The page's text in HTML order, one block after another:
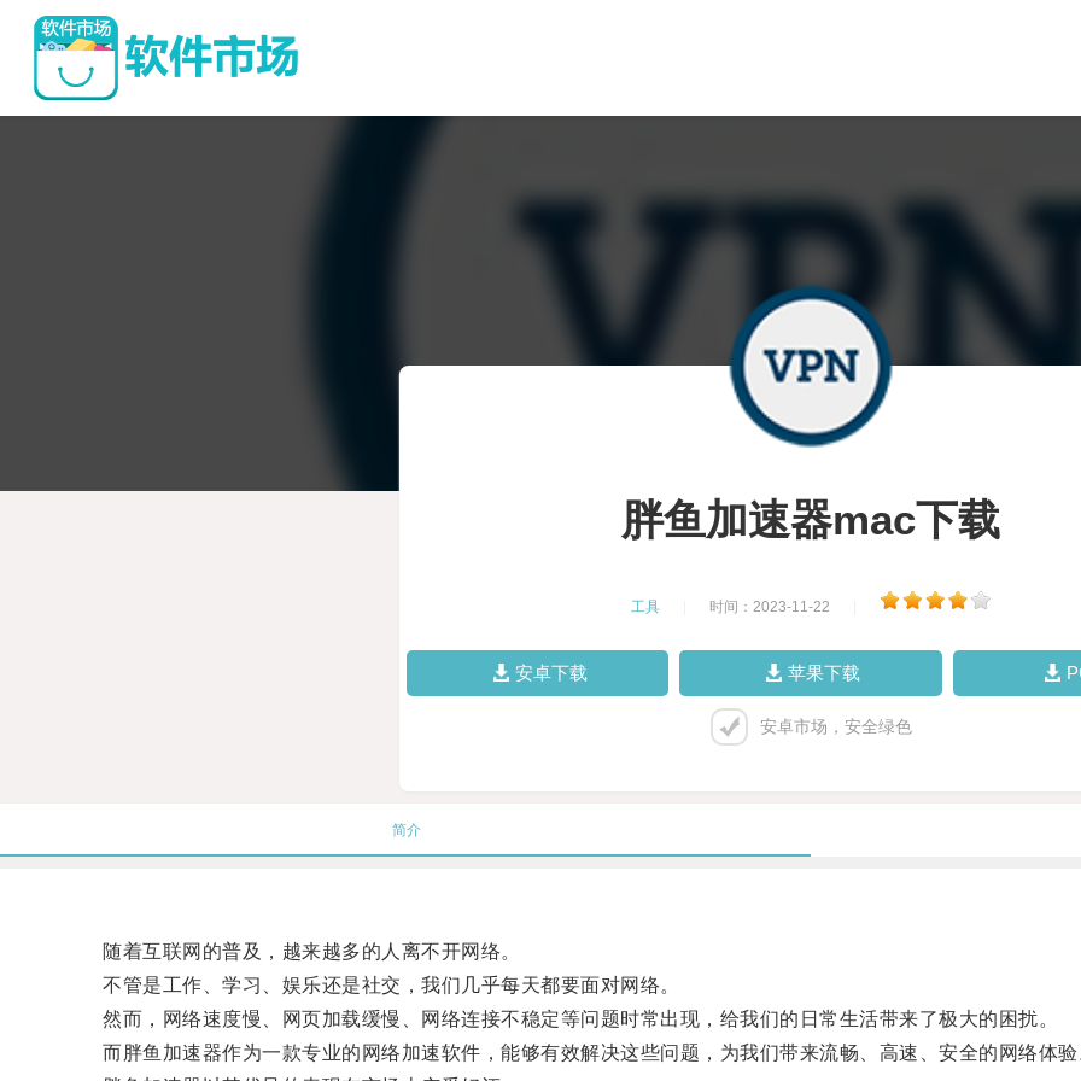
胖鱼加速器mac下载
工具 时间：2023-11-22
安卓下载 苹果下载
安卓市场，安全绿色
简介
随着互联网的普及，越来越多的人离不开网络。
不管是工作、学习、娱乐还是社交，我们几乎每天都要面对网络。
然而，网络速度慢、网页加载缓慢、网络连接不稳定等问题时常出现，给我们的日常生活带来了极大的困扰。
而胖鱼加速器作为一款专业的网络加速软件，能够有效解决这些问题，为我们带来流畅、高速、安全的网络体验